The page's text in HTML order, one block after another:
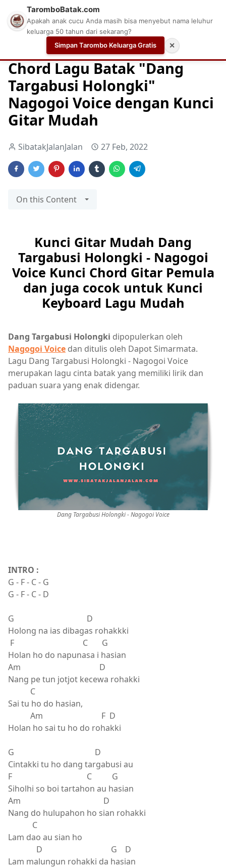
Chord Gitar 2021 Chord gitar mudah pemula
Chord Lagu Batak "Dang
Targabusi Holongki"
Nagogoi Voice dengan Kunci
Gitar Mudah
SibatakJalanJalan 27 Feb, 2022
On this Content
Kunci Gitar Mudah Dang
Targabusi Holongki - Nagogoi
Voice Kunci Chord Gitar Pemula
dan juga cocok untuk Kunci
Keyboard Lagu Mudah
Dang Targabusi Holongki dipopulerkan oleh
Nagogoi Voice dan ditulis oleh Dapot Simarmata.
Lagu Dang Targabusi Holongki - Nagogoi Voice
merupakan lagu cinta batak yang memiliki lirik dan
paduan suara yang enak didengar.
Dang Targabusi Holongki - Nagogoi Voice
INTRO :
G - F - C - G
G - F - C - D
G D
Holong na ias dibagas rohakkki
F C G
Holan ho do napunasa i hasian
Am D
Nang pe tun jotjot kecewa rohakki
C
Sai tu ho do hasian,
Am F D
Holan ho sai tu ho do rohakki
G D
Cintakki tu ho dang targabusi au
F C G
Siholhi so boi tartahon au hasian
Am D
Nang do hulupahon ho sian rohakki
C
Lam dao au sian ho
D G D
Lam malungun rohakki da hasian
TaromboBatak.com
Apakah anak cucu Anda masih bisa menyebut nama leluhur
keluarga 50 tahun dari sekarang?
Simpan Tarombo Keluarga Gratis
✕